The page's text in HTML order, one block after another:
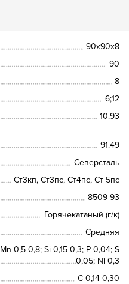
90х90х8
90
8
6;12
10.93
91.49
Северсталь
Ст3кп, Ст3пс, Ст4пс, Ст 5пс
8509-93
Горячекатаный (г/к)
Средняя
Mn 0,5-0,8; Si 0,15-0,3; P 0,04; S
0,05; Ni 0,3
C 0,14-0,30